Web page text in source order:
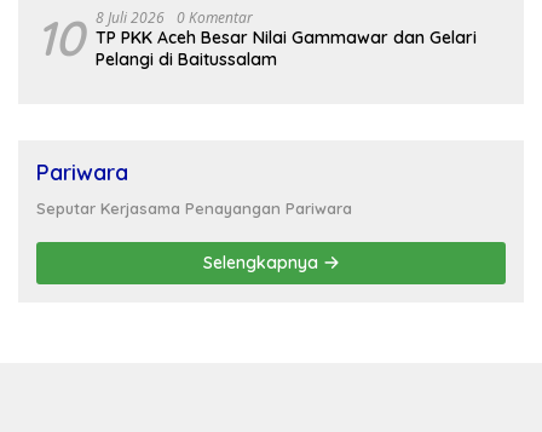
10 8 Juli 2026 0 Komentar
TP PKK Aceh Besar Nilai Gammawar dan Gelari
Pelangi di Baitussalam
Pariwara
Seputar Kerjasama Penayangan Pariwara
Selengkapnya